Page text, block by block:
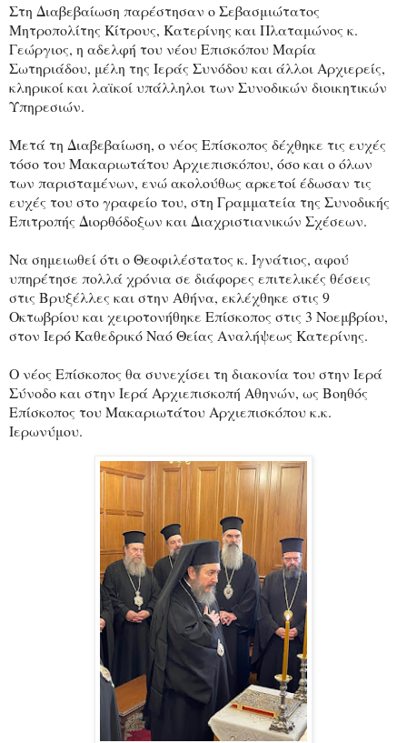
Στη Διαβεβαίωση παρέστησαν ο Σεβασμιώτατος
Μητροπολίτης Κίτρους, Κατερίνης και Πλαταμώνος κ.
Γεώργιος, η αδελφή του νέου Επισκόπου Μαρία
Σωτηριάδου, μέλη της Ιεράς Συνόδου και άλλοι Αρχιερείς,
κληρικοί και λαϊκοί υπάλληλοι των Συνοδικών διοικητικών
Υπηρεσιών.
Μετά τη Διαβεβαίωση, ο νέος Επίσκοπος δέχθηκε τις ευχές
τόσο του Μακαριωτάτου Αρχιεπισκόπου, όσο και ο όλων
των παρισταμένων, ενώ ακολούθως αρκετοί έδωσαν τις
ευχές του στο γραφείο του, στη Γραμματεία της Συνοδικής
Επιτροπής Διορθόδοξων και Διαχριστιανικών Σχέσεων.
Να σημειωθεί ότι ο Θεοφιλέστατος κ. Ιγνάτιος, αφού
υπηρέτησε πολλά χρόνια σε διάφορες επιτελικές θέσεις
στις Βρυξέλλες και στην Αθήνα, εκλέχθηκε στις 9
Οκτωβρίου και χειροτονήθηκε Επίσκοπος στις 3 Νοεμβρίου,
στον Ιερό Καθεδρικό Ναό Θείας Αναλήψεως Κατερίνης.
Ο νέος Επίσκοπος θα συνεχίσει τη διακονία του στην Ιερά
Σύνοδο και στην Ιερά Αρχιεπισκοπή Αθηνών, ως Βοηθός
Επίσκοπος του Μακαριωτάτου Αρχιεπισκόπου κ.κ.
Ιερωνύμου.